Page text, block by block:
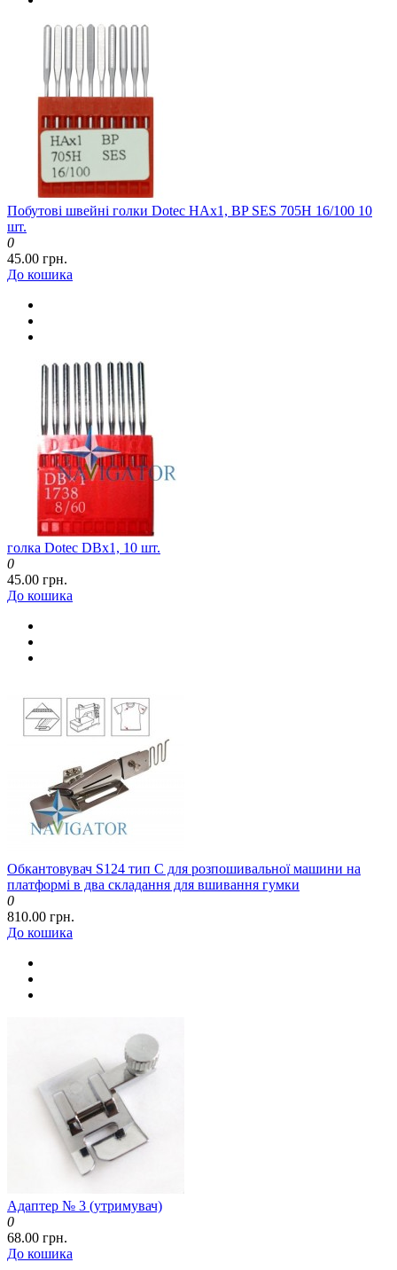
Побутові швейні голки Dotec HAx1, BP SES 705H 16/100 10
шт.
0
45.00 грн.
До кошика
голка Dotec DBx1, 10 шт.
0
45.00 грн.
До кошика
Обкантовувач S124 тип C для розпошивальної машини на
платформі в два складання для вшивання гумки
0
810.00 грн.
До кошика
Адаптер № 3 (утримувач)
0
68.00 грн.
До кошика